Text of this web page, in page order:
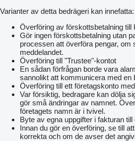
Varianter av detta bedrägeri kan innefatta:
Överföring av förskottsbetalning till
Gör ingen förskottsbetalning utan
processen att överföra pengar, om
meddelandet.
Överföring till "Trustee"-kontot
En sådan förfrågan borde vara
sannolikt att kommunicera med en
Överföring till ett företagskonto
Var försiktig, bedragare kan dölja
gör små ändringar av namnet.
företagets namn är i tvivel.
Byte av egna uppgifter i fakturan
Innan du gör en överföring, se till
korrekta och om de avser det